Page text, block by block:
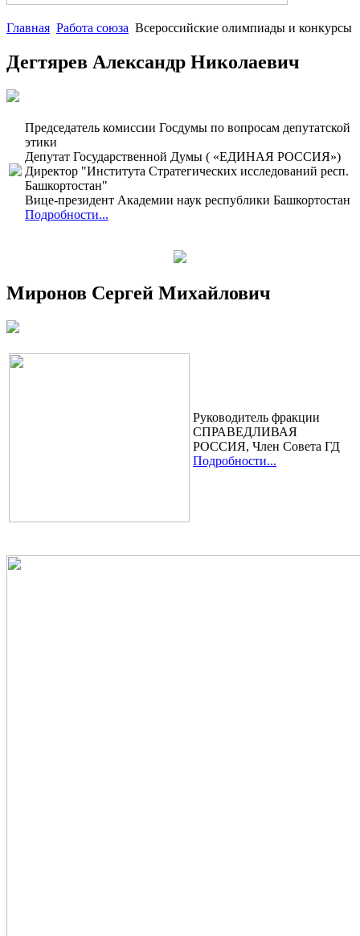
Главная Работа союза Всероссийские олимпиады и конкурсы
Дегтярев Александр Николаевич
Председатель комиссии Госдумы по вопросам депутатской
этики
Депутат Государственной Думы ( «ЕДИНАЯ РОССИЯ»)
Директор "Института Стратегических исследований респ.
Башкортостан"
Вице-президент Академии наук республики Башкортостан
Подробности...
Миронов Сергей Михайлович
Руководитель фракции
СПРАВЕДЛИВАЯ
РОССИЯ, Член Cовета ГД
Подробности...